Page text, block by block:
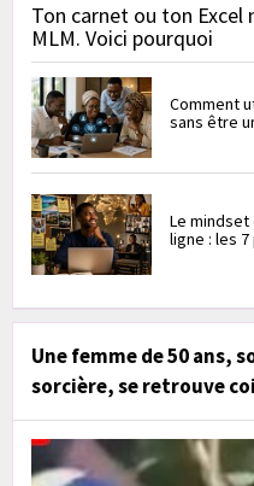
Ton carnet ou ton Excel
MLM. Voici pourquoi
Comment
sans être
Le mindset
ligne : les
Une femme de 50 ans,
sorcière, se retrouve